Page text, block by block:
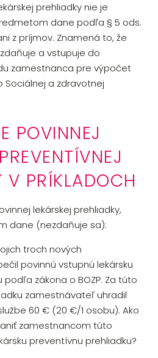
prehliadky nie je
dane podľa § 5 ods.
z príjmov. Znamená to, že
a vstupuje do
zamestnanca pre výpočet
a zdravotnej
POVINNEJ
V PRÍKLADOCH
lekárskej prehliadky,
dane (nezdaňuje sa):
troch nových
povinnú vstupnú lekársku
zákona o BOZP. Za túto
zamestnávateľ uhradil
60 € (20 €/1 osobu). Ako
zamestnancom túto
preventívnu prehliadku?